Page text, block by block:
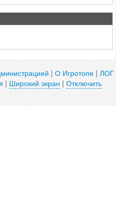
| О Игротопе | ЛОГ
| Широкий экран | Отключить